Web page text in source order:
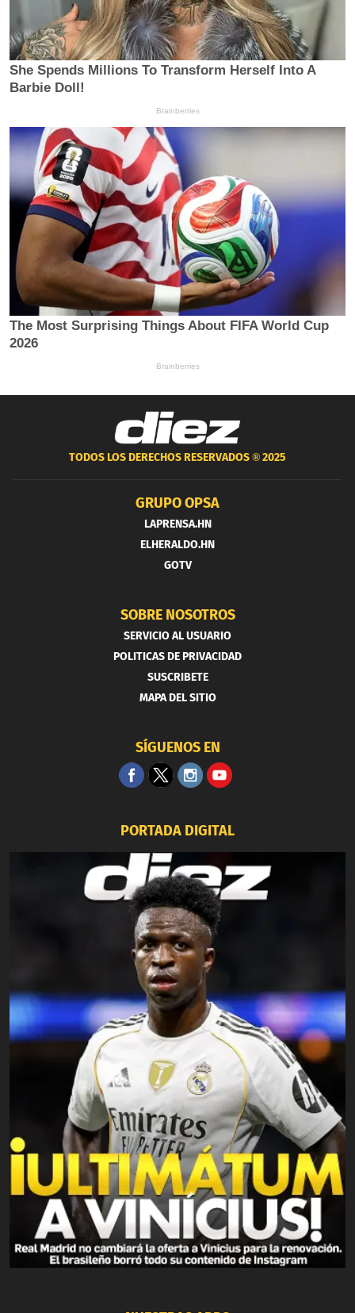
TODOS LOS DERECHOS RESERVADOS ®2025
GRUPO OPSA
LAPRENSA.HN
ELHERALDO.HN
GOTV
SOBRE NOSOTROS
SERVICIO AL USUARIO
POLITICAS DE PRIVACIDAD
SUSCRIBETE
MAPA DEL SITIO
SÍGUENOS EN
PORTADA DIGITAL